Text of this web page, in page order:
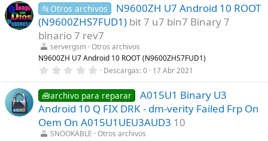
📂Otros archivos
N9600ZH U7 Android 10 ROOT
(N9600ZHS7FUD1) bit 7 u7 bin7 Binary 7
binario 7 rev7
servergsm Otros archivos
N9600ZH U7 Android 10 ROOT (N9600ZHS7FUD1)
0
0
0
e
s
t
r
e
Descargas 0 17 Abr 2021
🧰archivo para reparar
A015U1 Binary U3
Android 10 Q FIX DRK - dm-verity Failed Frp On
Oem On A015U1UEU3AUD3 10
SNOOKABLE
Otros archivos